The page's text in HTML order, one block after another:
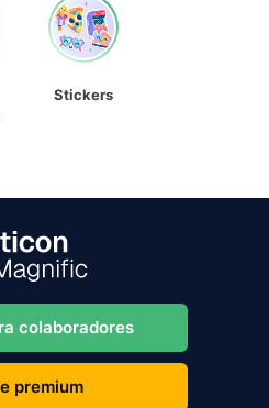
Stickers
colaboradores
premium